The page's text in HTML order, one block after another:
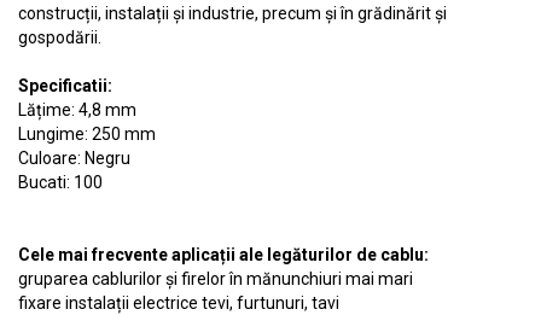
construcții, instalații și industrie, precum și în grădinărit și
gospodării.
Specificatii:
Lățime: 4,8 mm
Lungime: 250 mm
Culoare: Negru
Bucati: 100
Cele mai frecvente aplicații ale legăturilor de cablu:
gruparea cablurilor și firelor în mănunchiuri mai mari
fixare instalații electrice tevi, furtunuri, tavi